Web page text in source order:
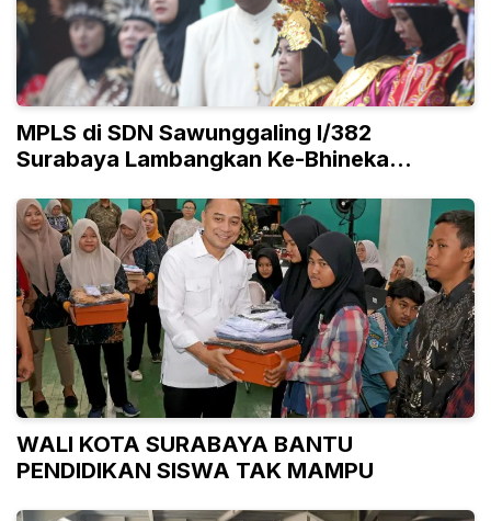
MPLS di SDN Sawunggaling I/382
Surabaya Lambangkan Ke-Bhineka
WALI KOTA SURABAYA BANTU
PENDIDIKAN SISWA TAK MAMPU